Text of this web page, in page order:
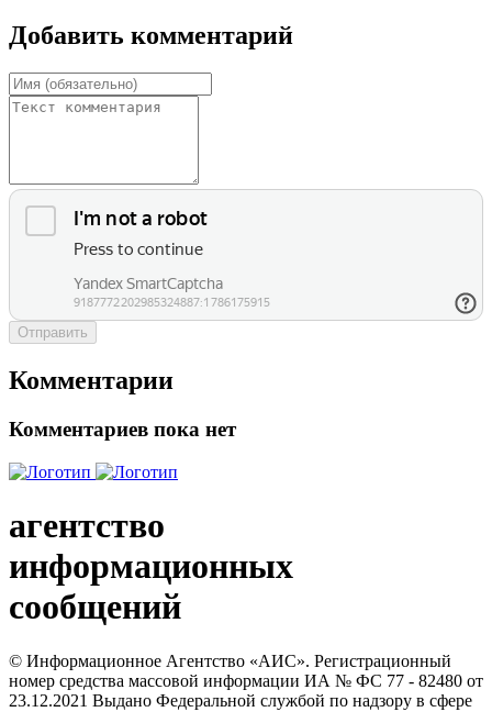
Добавить комментарий
Отправить
Комментарии
Комментариев пока нет
агентство
информационных
сообщений
© Информационное Агентство «АИС». Регистрационный
номер средства массовой информации ИА № ФС 77 - 82480 от
23.12.2021 Выдано Федеральной службой по надзору в сфере